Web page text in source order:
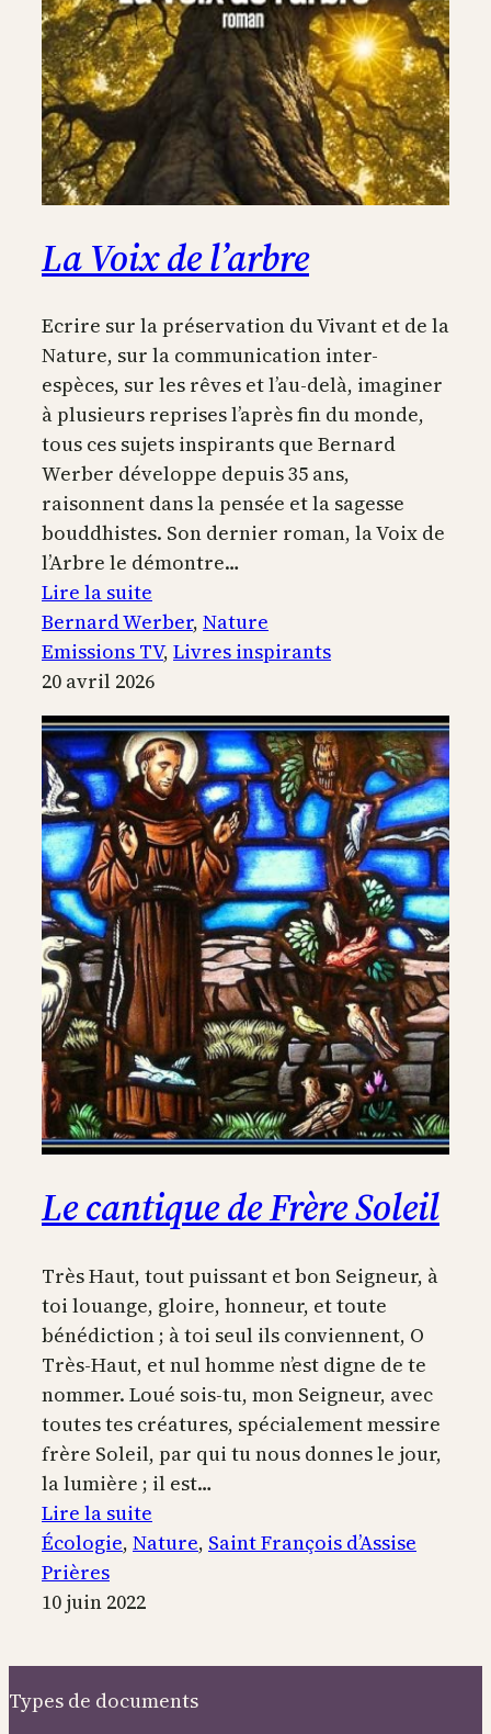
La Voix de l’arbre
Ecrire sur la préservation du Vivant et de la
Nature, sur la communication inter-
espèces, sur les rêves et l’au-delà, imaginer
à plusieurs reprises l’après fin du monde,
tous ces sujets inspirants que Bernard
Werber développe depuis 35 ans,
raisonnent dans la pensée et la sagesse
bouddhistes. Son dernier roman, la Voix de
l’Arbre le démontre…
Lire la suite
La
Voix
de
l’arbre
Bernard Werber, Nature
Emissions TV, Livres inspirants
20 avril 2026
Le cantique de Frère Soleil
Très Haut, tout puissant et bon Seigneur, à
toi louange, gloire, honneur, et toute
bénédiction ; à toi seul ils conviennent, O
Très-Haut, et nul homme n’est digne de te
nommer. Loué sois-tu, mon Seigneur, avec
toutes tes créatures, spécialement messire
frère Soleil, par qui tu nous donnes le jour,
la lumière ; il est…
Lire la suite
Le
Soleil
Écologie, Nature, Saint François d’Assise
Prières
10 juin 2022
Types de documents